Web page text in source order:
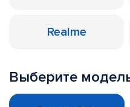
Realme
Выберите